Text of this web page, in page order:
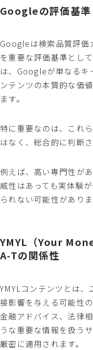
Googleの評価基
Googleは検索品質評価
を重要な評価基準とし
は、Googleが単なるキ
ンテンツの本質的な価
ます。
特に重要なのは、これ
はなく、総合的に判断
例えば、高い専門性が
威性はあっても実体験
られない可能性がありま
YMYL（Your
A-Tの関係性
YMYLコンテンツとは
接影響を与える可能性
金融アドバイス、法律
うな重要な情報を扱う
厳密に適用されます。